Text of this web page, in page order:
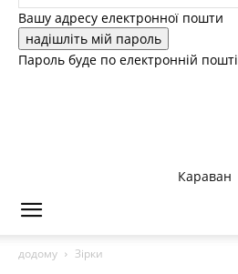
Вашу адресу електронної пошти
Пароль буде по електронній
Караван
додому Зірки